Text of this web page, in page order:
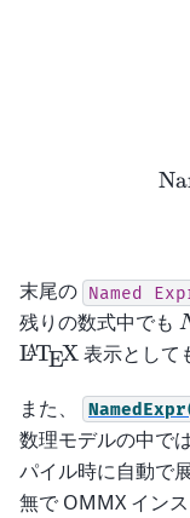
末尾の Named
残りの数式中でも
\LaTeX
LATEX表示として
また、
数理モデルの中で
パイル時に自動で
無で OMMX イン